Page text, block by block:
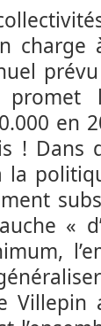
charge
en
!
la
«
Villepin